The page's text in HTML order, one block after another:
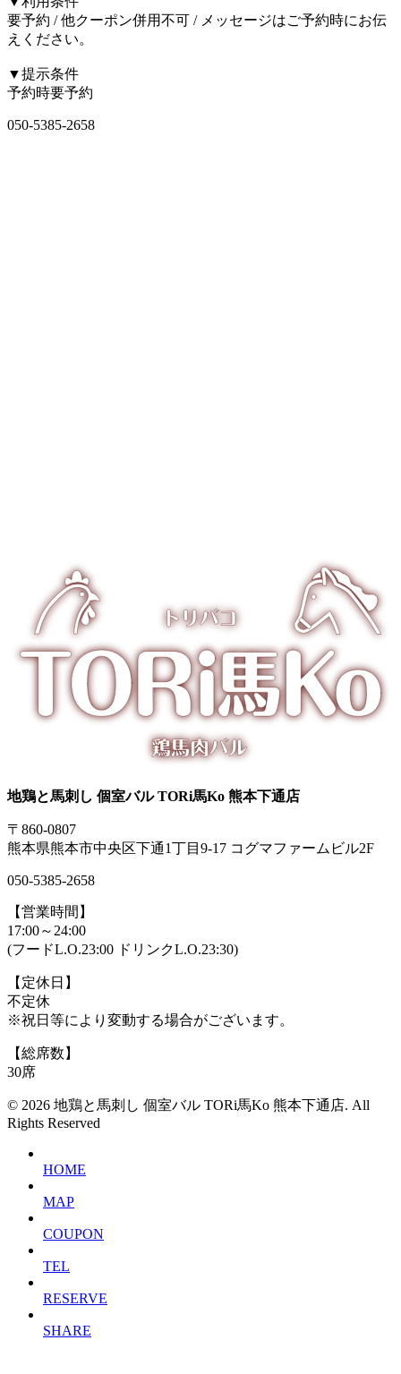
要予約 / 他クーポン併用不可 / メッセージはご予約時にお伝
えください。
▼提示条件
予約時要予約
050-5385-2658
地鶏と馬刺し 個室バル TORi馬Ko 熊本下通店
〒860-0807
熊本県熊本市中央区下通1丁目9-17 コグマファームビル2F
050-5385-2658
【営業時間】
17:00～24:00
(フードL.O.23:00 ドリンクL.O.23:30)
【定休日】
不定休
※祝日等により変動する場合がございます。
【総席数】
30席
© 2026 地鶏と馬刺し 個室バル TORi馬Ko 熊本下通店. All
Rights Reserved
HOME
MAP
COUPON
TEL
RESERVE
SHARE